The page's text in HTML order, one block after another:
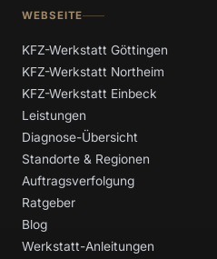
WEBSEITE
KFZ-Werkstatt Göttingen
KFZ-Werkstatt Northeim
KFZ-Werkstatt Einbeck
Leistungen
Diagnose-Übersicht
Standorte & Regionen
Auftragsverfolgung
Ratgeber
Blog
Werkstatt-Anleitungen